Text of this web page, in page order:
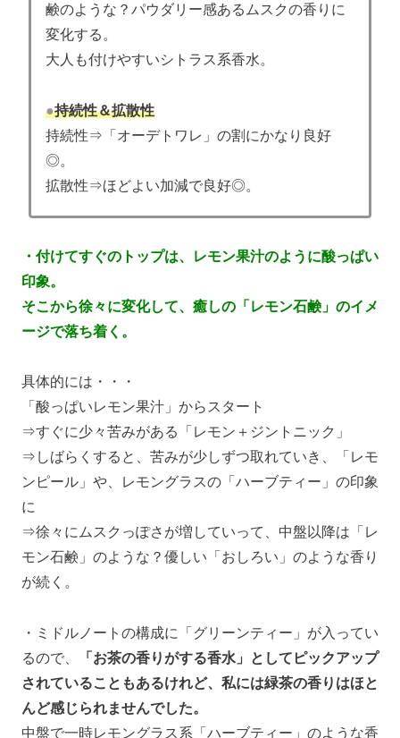
鹸のような？パウダリー感あるムスクの香りに
変化する。
大人も付けやすいシトラス系香水。
●持続性＆拡散性
持続性⇒「オーデトワレ」の割にかなり良好
◎。
拡散性⇒ほどよい加減で良好◎。
・付けてすぐのトップは、レモン果汁のように酸っぱい
印象。
そこから徐々に変化して、癒しの「レモン石鹸」のイメ
ージで落ち着く。
具体的には・・・
「酸っぱいレモン果汁」からスタート
⇒すぐに少々苦みがある「レモン＋ジントニック」
⇒しばらくすると、苦みが少しずつ取れていき、「レモ
ンピール」や、レモングラスの「ハーブティー」の印象
に
⇒徐々にムスクっぽさが増していって、中盤以降は「レ
モン石鹸」のような？優しい「おしろい」のような香り
が続く。
・ミドルノートの構成に「グリーンティー」が入ってい
るので、
「お茶の香りがする香水」としてピックアップ
されていることもあるけれど、私には緑茶の香りはほと
んど感じられませんでした。
中盤で一時レモングラス系「ハーブティー」のような香